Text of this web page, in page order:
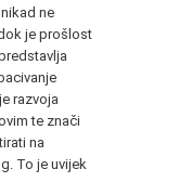
ne
je prošlost
razvoja
te znači
na
To je uvijek